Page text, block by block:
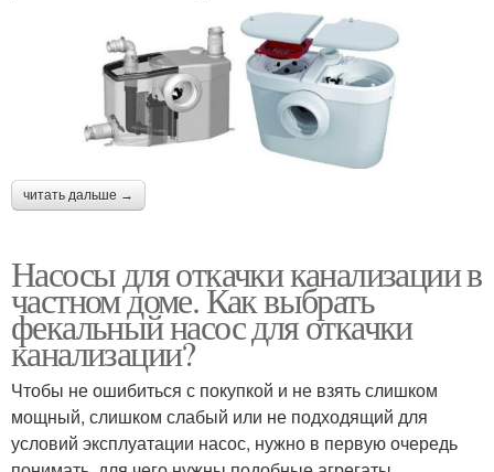
читать дальше →
Насосы для откачки канализации в
частном доме. Как выбрать
фекальный насос для откачки
канализации?
Чтобы не ошибиться с покупкой и не взять слишком
мощный, слишком слабый или не подходящий для
условий эксплуатации насос, нужно в первую очередь